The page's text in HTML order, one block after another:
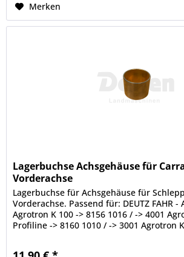
Merken
Lagerbuchse Achsgehäuse für
Vorderachse
Lagerbuchse für Achsgehäuse für
Vorderachse. Passend für: DEUTZ FAHR -
Agrotron K 100 -> 8156 1016 / -> 4001
Profiline -> 8160 1010 / -> 3001 Agrotron